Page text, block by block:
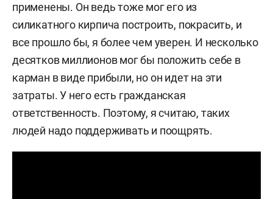
применены. Он ведь тоже мог его из
силикатного кирпича построить, покрасить, и
все прошло бы, я более чем уверен. И несколько
десятков миллионов мог бы положить себе в
карман в виде прибыли, но он идет на эти
затраты. У него есть гражданская
ответственность. Поэтому, я считаю, таких
людей надо поддерживать и поощрять.